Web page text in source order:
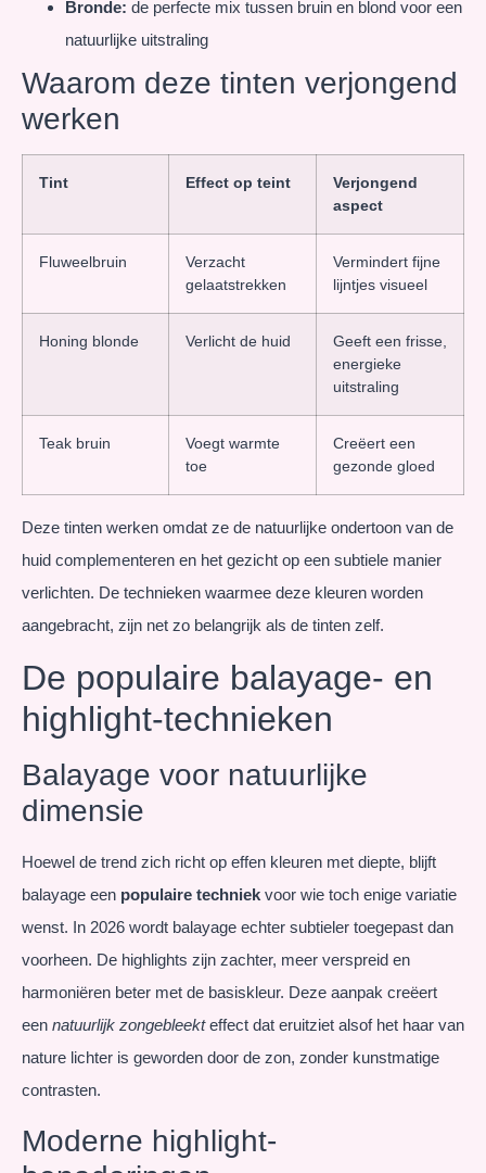
Bronde: de perfecte mix tussen bruin en blond voor een
natuurlijke uitstraling
Waarom deze tinten verjongend
werken
Tint Effect op teint
Verjongend
aspect
Fluweelbruin
Verzacht
gelaatstrekken
Vermindert fijne
lijntjes visueel
Honing blonde Verlicht de huid
Geeft een frisse,
energieke
uitstraling
Teak bruin
Voegt warmte
toe
Creëert een
gezonde gloed
Deze tinten werken omdat ze de natuurlijke ondertoon van de
huid complementeren en het gezicht op een subtiele manier
verlichten. De technieken waarmee deze kleuren worden
aangebracht, zijn net zo belangrijk als de tinten zelf.
De populaire balayage- en
highlight-technieken
Balayage voor natuurlijke
dimensie
Hoewel de trend zich richt op effen kleuren met diepte, blijft
balayage een populaire techniek voor wie toch enige variatie
wenst. In 2026 wordt balayage echter subtieler toegepast dan
voorheen. De highlights zijn zachter, meer verspreid en
harmoniëren beter met de basiskleur. Deze aanpak creëert
een natuurlijk zongebleekteffect dat eruitziet alsof het haar van
nature lichter is geworden door de zon, zonder kunstmatige
contrasten.
Moderne highlight-